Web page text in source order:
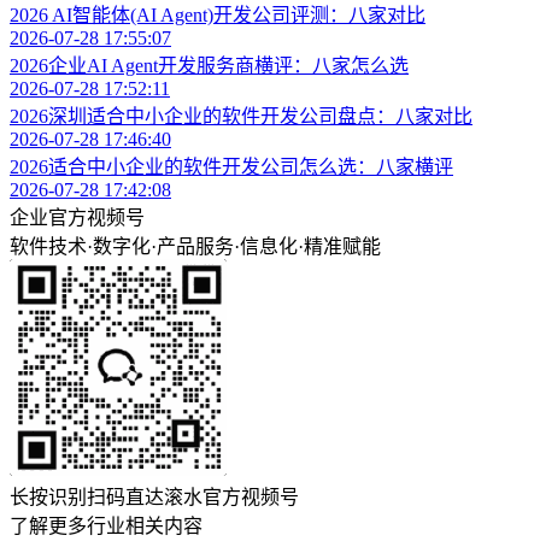
2026 AI智能体(AI Agent)开发公司评测：八家对比
2026-07-28 17:55:07
2026企业AI Agent开发服务商横评：八家怎么选
2026-07-28 17:52:11
2026深圳适合中小企业的软件开发公司盘点：八家对比
2026-07-28 17:46:40
2026适合中小企业的软件开发公司怎么选：八家横评
2026-07-28 17:42:08
企业官方视频号
软件技术·数字化·产品服务·信息化·精准赋能
长按识别扫码直达滚水官方视频号
了解更多行业相关内容